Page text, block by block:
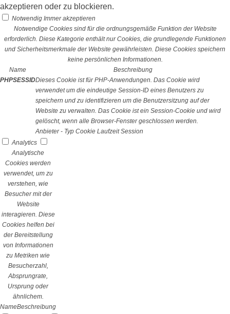
akzeptieren oder zu blockieren.
Notwendig Immer akzeptieren
Notwendige Cookies sind für die ordnungsgemäße Funktion der Website
erforderlich. Diese Kategorie enthält nur Cookies, die grundlegende Funktionen
und Sicherheitsmerkmale der Website gewährleisten. Diese Cookies speichern
keine persönlichen Informationen.
Name
Beschreibung
PHPSESSIDDieses Cookie ist für PHP-Anwendungen. Das Cookie wird
verwendet um die eindeutige Session-ID eines Benutzers zu
speichern und zu identifizieren um die Benutzersitzung auf der
Website zu verwalten. Das Cookie ist ein Session-Cookie und wird
gelöscht, wenn alle Browser-Fenster geschlossen werden.
Anbieter - Typ Cookie Laufzeit Session
Analytics
Analytische
Cookies werden
verwendet, um zu
verstehen, wie
Besucher mit der
Website
interagieren. Diese
Cookies helfen bei
der Bereitstellung
von Informationen
zu Metriken wie
Besucherzahl,
Absprungrate,
Ursprung oder
ähnlichem.
NameBeschreibung